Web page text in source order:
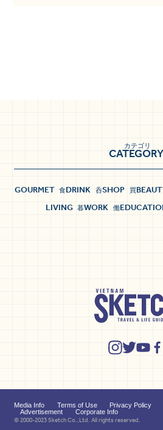
CATEGORY
カテゴリ
GOURMET 食DRINK 呑SHOP 買
LIVING 暮WORK 働
Media Info Terms of Use Privacy Policy
Advertisement
Corporate Info
© 2000-2023 Sketch Co.,Ltd. All rights reserved.